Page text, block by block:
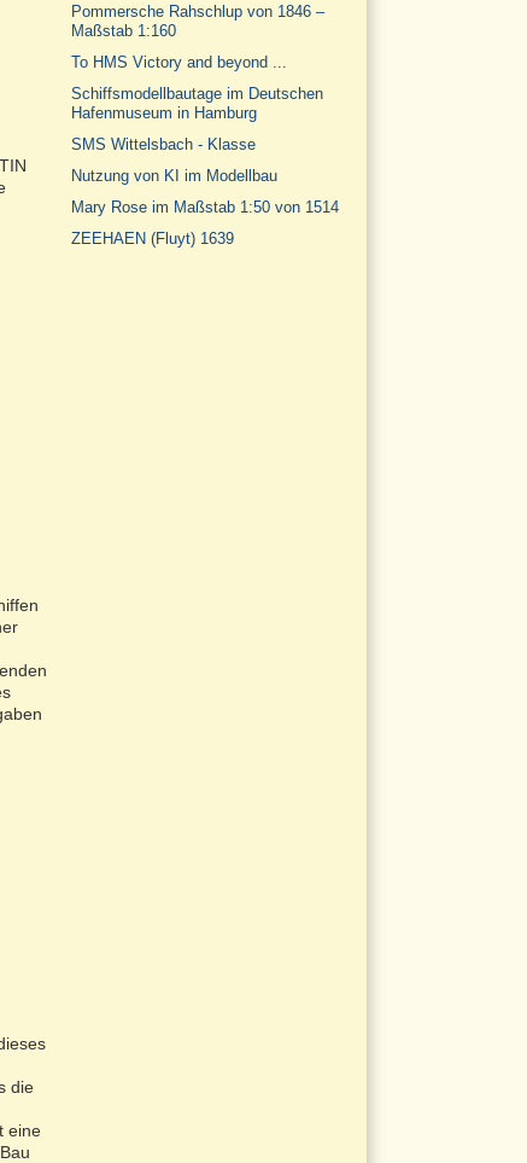
die
eine
Pommersche Rahschlup von 1846 –
Maßstab 1:160
To HMS Victory and beyond ...
Schiffsmodellbautage im Deutschen
Hafenmuseum in Hamburg
SMS Wittelsbach - Klasse
Nutzung von KI im Modellbau
Mary Rose im Maßstab 1:50 von 1514
ZEEHAEN (Fluyt) 1639